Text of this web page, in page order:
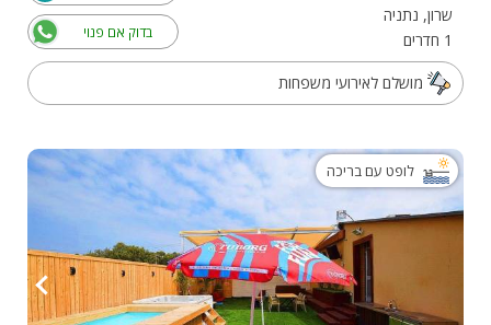
שרון, נתניה
1 חדרים
בדוק אם פנוי
מושלם לאירועי משפחות
לופט עם בריכה